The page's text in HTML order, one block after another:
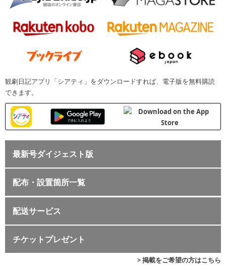
観劇日記アプリ「シアティ」をダウンロードすれば、電子版を無料購読
できます。
最新号ダイジェスト版
配布・設置箇所一覧
配送サービス
チケットプレゼント
> 掲載をご希望の方はこちら